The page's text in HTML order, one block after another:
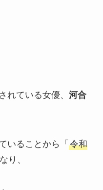
れている女優、 河合
いることから「 令和
り、